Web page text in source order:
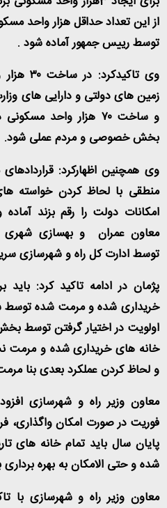
از این تعداد حداقل هزار واحد
توسط رییس جمهور آماده شود .
وی
زمین های دولتی و دارایی های
و ساخت ۷۰ هزار واحد
بخش خصوصی و مردم عملی شود.
وی همچنین اظهارکرد:
منطقی با لحاظ کردن خواسته
امکانات دولت را رقم بزند
معاون عمران و بهسازی شهری
توسط ادارت کل راه و شهرسازی
پژمان در ادامه تاکید کرد: باید
خریداری شده و مرمت شده توسط
اولویت در اختیار گرفتن توسط
خانه های خریداری شده و مرمت
و لحاظ کردن عملکرد بعدی بنا
معاون وزیر راه و شهرسازی
فوریت در صورت امکان واگذاری،
پایان سال باید تمام خانه های
شده و حتی الامکان به بهره برداری
معاون وزیر راه و شهرسازی با